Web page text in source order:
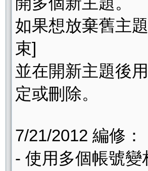
如果想放棄舊主
束]
並在開新主題後
定或刪除。
7/21/2012 編修：
- 使用多個帳號